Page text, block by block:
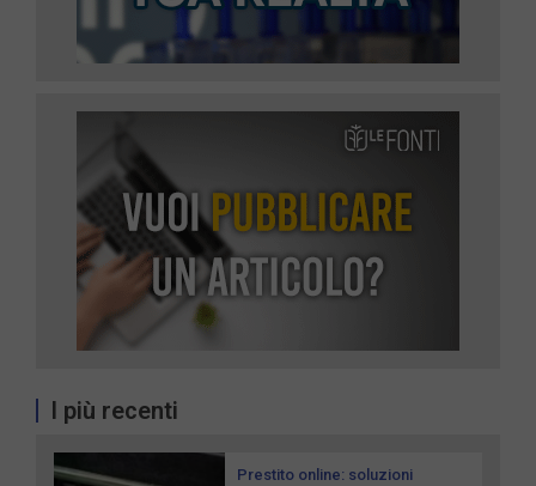
I più recenti
Prestito online: soluzioni